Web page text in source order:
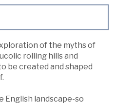
of the myths of
rolling hills and
be created and shaped
English landscape-so